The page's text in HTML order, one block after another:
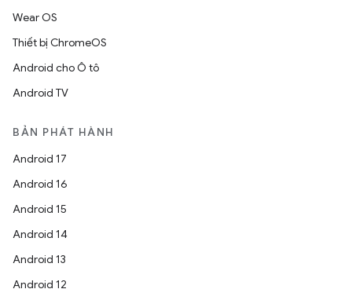
Wear OS
Thiết bị ChromeOS
Android cho Ô tô
Android TV
BẢN PHÁT HÀNH
Android 17
Android 16
Android 15
Android 14
Android 13
Android 12